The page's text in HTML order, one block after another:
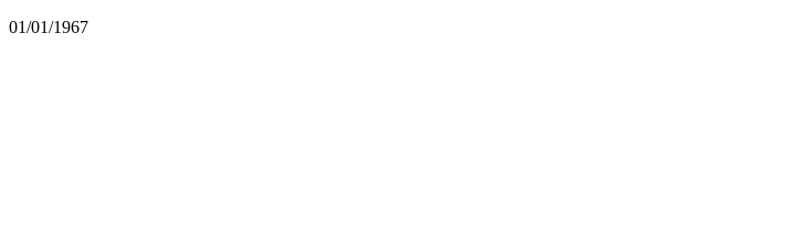
01/01/1967